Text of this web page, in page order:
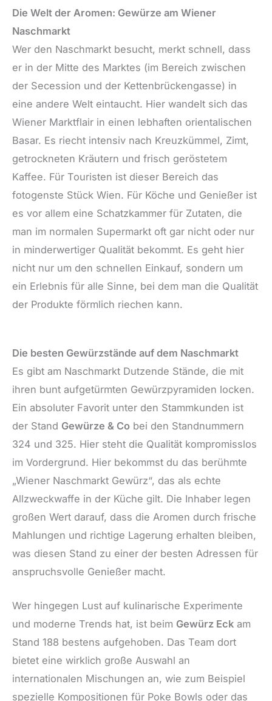
Die Welt der Aromen: Gewürze am Wiener
Naschmarkt
Wer den Naschmarkt besucht, merkt schnell, dass
er in der Mitte des Marktes (im Bereich zwischen
der Secession und der Kettenbrückengasse) in
eine andere Welt eintaucht. Hier wandelt sich das
Wiener Marktflair in einen lebhaften orientalischen
Basar. Es riecht intensiv nach Kreuzkümmel, Zimt,
getrockneten Kräutern und frisch geröstetem
Kaffee. Für Touristen ist dieser Bereich das
fotogenste Stück Wien. Für Köche und Genießer ist
es vor allem eine Schatzkammer für Zutaten, die
man im normalen Supermarkt oft gar nicht oder nur
in minderwertiger Qualität bekommt. Es geht hier
nicht nur um den schnellen Einkauf, sondern um
ein Erlebnis für alle Sinne, bei dem man die Qualität
der Produkte förmlich riechen kann.
Die besten Gewürzstände auf dem Naschmarkt
Es gibt am Naschmarkt Dutzende Stände, die mit
ihren bunt aufgetürmten Gewürzpyramiden locken.
Ein absoluter Favorit unter den Stammkunden ist
der Stand Gewürze & Co bei den Standnummern
324 und 325. Hier steht die Qualität kompromisslos
im Vordergrund. Hier bekommst du das berühmte
„Wiener Naschmarkt Gewürz“, das als echte
Allzweckwaffe in der Küche gilt. Die Inhaber legen
großen Wert darauf, dass die Aromen durch frische
Mahlungen und richtige Lagerung erhalten bleiben,
was diesen Stand zu einer der besten Adressen für
anspruchsvolle Genießer macht.
Wer hingegen Lust auf kulinarische Experimente
und moderne Trends hat, ist beim Gewürz Eck am
Stand 188 bestens aufgehoben. Das Team dort
bietet eine wirklich große Auswahl an
internationalen Mischungen an, wie zum Beispiel
spezielle Kompositionen für Poke Bowls oder das